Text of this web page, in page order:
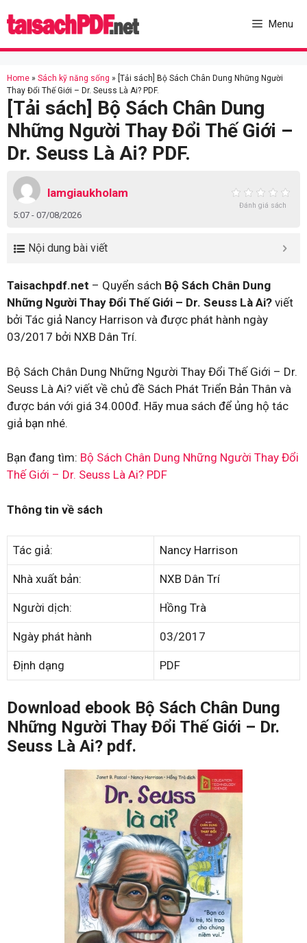
to
Menu
Home » Sách kỹ năng sống » [Tải sách] Bộ Sách Chân Dung Những Người
Thay Đổi Thế Giới – Dr. Seuss Là Ai? PDF.
[Tải sách] Bộ Sách Chân Dung
Những Người Thay Đổi Thế Giới –
Dr. Seuss Là Ai? PDF.
lamgiaukholam
5:07 - 07/08/2026
Đánh giá sách
Nội dung bài viết
Taisachpdf.net – Quyển sách Bộ Sách Chân Dung
Những Người Thay Đổi Thế Giới – Dr. Seuss Là Ai? viết
bởi Tác giả Nancy Harrison và được phát hành ngày
03/2017 bởi NXB Dân Trí.
Bộ Sách Chân Dung Những Người Thay Đổi Thế Giới – Dr.
Seuss Là Ai? viết về chủ đề Sách Phát Triển Bản Thân và
được bán với giá 34.000đ. Hãy mua sách để ủng hộ tác
giả bạn nhé.
Bạn đang tìm: Bộ Sách Chân Dung Những Người Thay Đổi
Thế Giới – Dr. Seuss Là Ai? PDF
Thông tin về sách
Tác giả: Nancy Harrison
Nhà xuất bản: NXB Dân Trí
Người dịch: Hồng Trà
Ngày phát hành 03/2017
Định dạng PDF
Download ebook Bộ Sách Chân Dung
Những Người Thay Đổi Thế Giới – Dr.
Seuss Là Ai? pdf.